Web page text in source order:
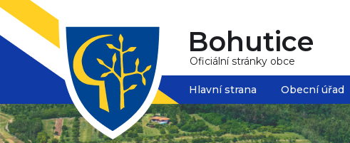
Bohutice
Oficiální stránky obce
Hlavní strana Obecní úřad